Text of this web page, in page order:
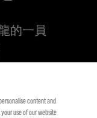
的一員
content and
use of our website